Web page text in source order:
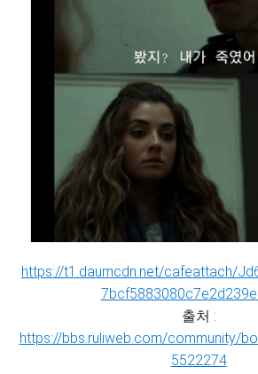
https://t1.daumcdn.net/cafeattach/
출처 :
https://bbs.ruliweb.com/community/
5522274